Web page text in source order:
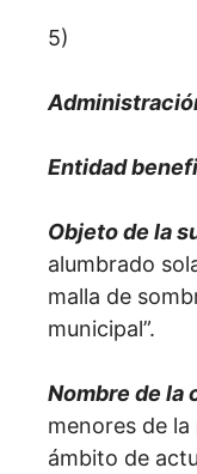
5)
Entidad
Objeto de la
alumbrado
malla de
municipal”.
Nombre de la
menores de
ámbito de